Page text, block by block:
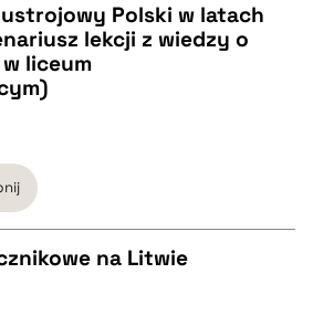
Polski w latach
lekcji z wiedzy o
liceum
na Litwie